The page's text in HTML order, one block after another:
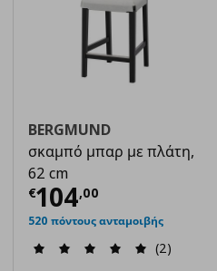
€ 89,99
BERGMUND
σκαμπό μπαρ με πλάτη,
62 cm
€104,00
Τρέχουσα
520 πόντους ανταμοιβής
(2)